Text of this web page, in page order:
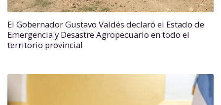
El Gobernador Gustavo Valdés declaró el Estado de
Emergencia y Desastre Agropecuario en todo el
territorio provincial